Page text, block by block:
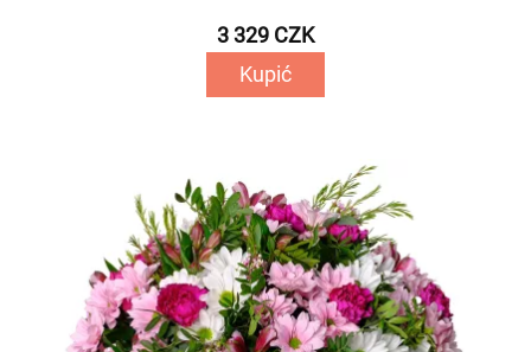
3 329 CZK
Kupić